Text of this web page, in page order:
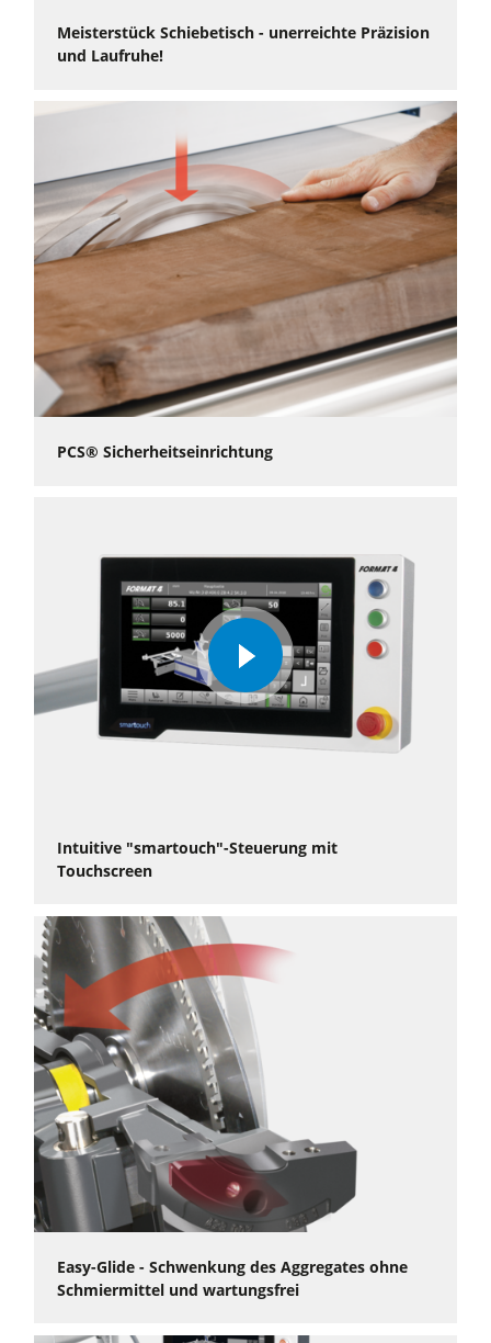
Meisterstück Schiebetisch - unerreichte Präzision
und Laufruhe!
PCS® Sicherheitseinrichtung
play
Intuitive "smartouch"-Steuerung mit
Touchscreen
Easy-Glide - Schwenkung des Aggregates ohne
Schmiermittel und wartungsfrei